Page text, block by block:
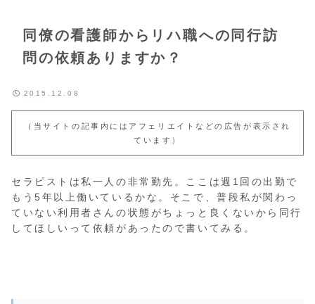
同僚の看護師からリハ職への同行訪
問の依頼ありますか？
2015.12.08
（当サイトの記事内にはアフェリエイトなどの広告が表示され
ています）
セラピストは私一人の非常勤先。ここは週1回の出勤で
もう5年以上働いているかな。そこで、普段私が関わっ
ていない利用者さんの状態がちょっと良くないから同行
してほしいって依頼があったので書いてみる。